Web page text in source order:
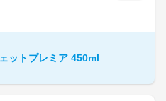
ットプレミア 450ml